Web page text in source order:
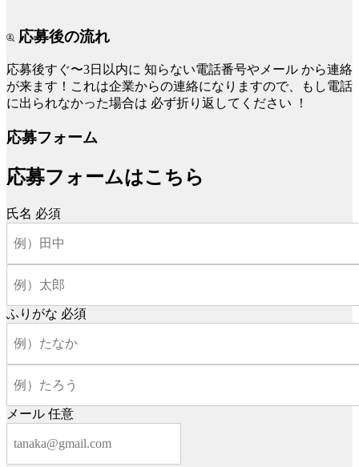
応募後の流れ
応募後すぐ〜3日以内に 知らない電話番号やメール から連絡
が来ます！これは企業からの連絡になりますので、もし電話
に出られなかった場合は 必ず折り返してください ！
応募フォーム
応募フォームはこちら
氏名 必須
ふりがな 必須
メール 任意